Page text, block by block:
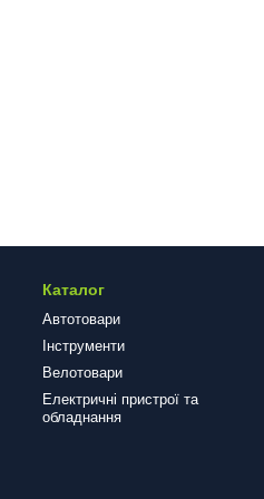
Каталог
Автотовари
Інструменти
Велотовари
Електричні пристрої та
обладнання